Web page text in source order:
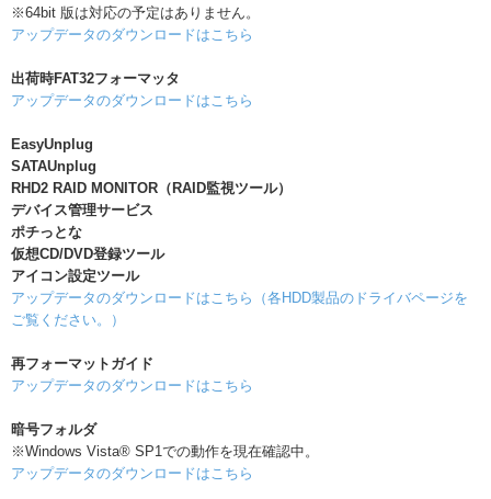
※64bit 版は対応の予定はありません。
アップデータのダウンロードはこちら
出荷時FAT32フォーマッタ
アップデータのダウンロードはこちら
EasyUnplug
SATAUnplug
RHD2 RAID MONITOR（RAID監視ツール）
デバイス管理サービス
ポチっとな
仮想CD/DVD登録ツール
アイコン設定ツール
アップデータのダウンロードはこちら（各HDD製品のドライバページを
ご覧ください。）
再フォーマットガイド
アップデータのダウンロードはこちら
暗号フォルダ
※Windows Vista® SP1での動作を現在確認中。
アップデータのダウンロードはこちら